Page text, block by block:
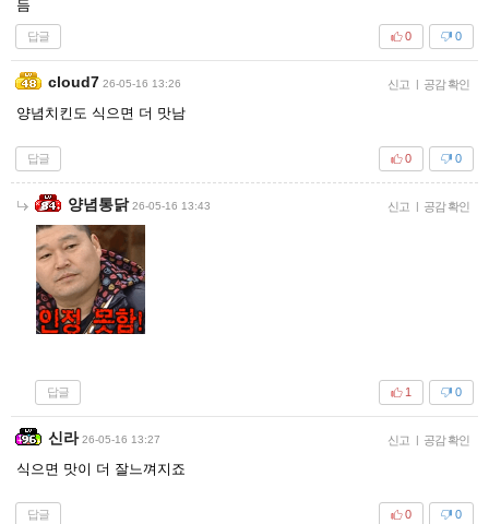
듬
답글 0
0
cloud7 26-05-16 13:26 신고 | 공감 확인
양념치킨도 식으면 더 맛남
답글 0
0
양념통닭 26-05-16 13:43 신고 | 공감 확인
답글 0
1
신라 26-05-16 13:27 신고 | 공감 확인
식으면 맛이 더 잘느껴지죠
답글 0
0